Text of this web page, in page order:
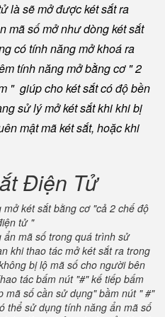
là sẽ mở được két sắt ra
mã số mở như dòng két sắt
có tính năng mở khoá ra
tính năng mở bằng cơ " 2
" giúp cho két sắt có độ bền
sử lý mở két sắt khi khi bị
mật mã két sắt, hoặc khi
Điện Tử
mở két sắt bằng cơ "cả 2 chế độ
tử "
ẩn mã số trong quá trình sử
khi thao tác mở két sắt ra trong
bị lộ mã số cho người bên
tác bấm nút "#" kế tiếp bấm
mã số cần sử dụng" bầm nút " #"
thể sử dụng tính năng ẩn mã số